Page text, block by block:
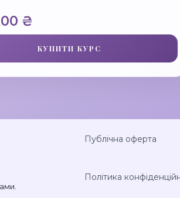
₴
КУПИТИ КУРС
Публічна оферта
Політика